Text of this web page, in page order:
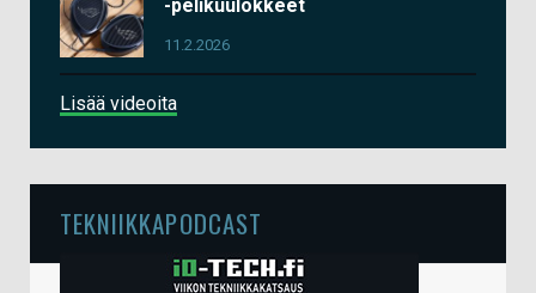
-pelikuulokkeet
11.2.2026
Lisää videoita
TEKNIIKKAPODCAST